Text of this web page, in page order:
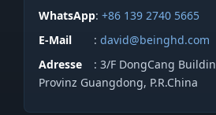
WhatsApp:+86 139 2740 5665
E-Mail
:david@beinghd.com
Adresse
: 3/F DongCang
Provinz Guangdong, P.R.China